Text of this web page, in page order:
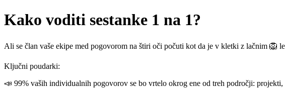
Kako voditi sestanke 1 na 1?
Ali se član vaše ekipe med pogovorom na štiri oči počuti kot da je v kletki z lačnim
Ključni poudarki:
📣 99% vaših individualnih pogovorov se bo vrtelo okrog ene od treh področji: